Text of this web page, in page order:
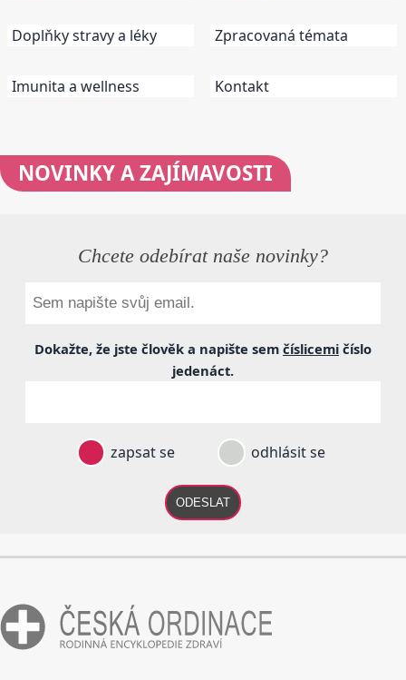
Doplňky stravy a léky
Imunita a wellness
Zpracovaná témata
Kontakt
NOVINKYA ZAJÍMAVOSTI
Chcete odebírat naše novinky?
Dokažte, že jste člověk a napište sem číslicemi číslo
jedenáct.
zapsat se odhlásit se
ODESLAT